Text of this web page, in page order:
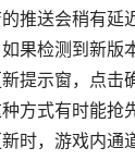
推送会稍有延
果检测到新版
提示窗，点击
方式有时能抢
时，游戏内通